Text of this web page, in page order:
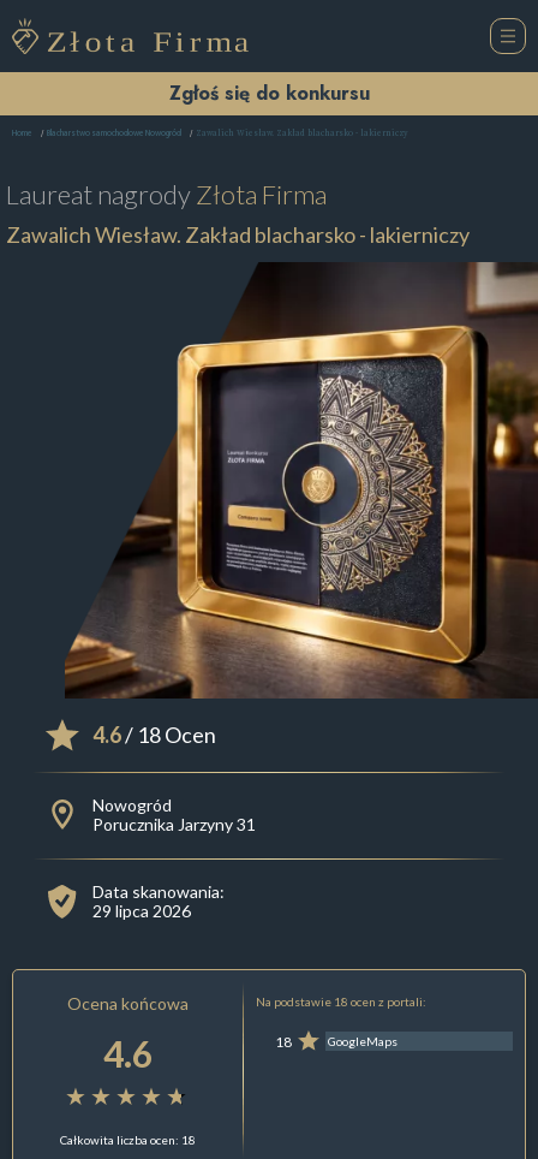
Zgłoś się do konkursu
Home Blacharstwo samochodowe Nowogród Zawalich Wiesław. Zakład blacharsko - lakierniczy
Laureat nagrodyZłota Firma
Zawalich Wiesław. Zakład blacharsko - lakierniczy
4.6/ 18 Ocen
Nowogród
Porucznika Jarzyny 31
Data skanowania:
29 lipca 2026
Ocena końcowa
4.6
Całkowita liczba ocen: 18
Na podstawie 18 ocen z portali:
18 GoogleMaps